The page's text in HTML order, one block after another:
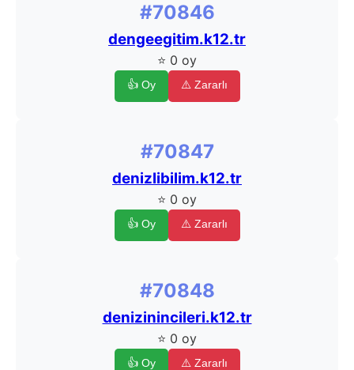
#70846
dengeegitim.k12.tr
⭐ 0 oy
👍 Oy ⚠️ Zararlı
#70847
denizlibilim.k12.tr
⭐ 0 oy
👍 Oy ⚠️ Zararlı
#70848
denizinincileri.k12.tr
⭐ 0 oy
👍 Oy ⚠️ Zararlı